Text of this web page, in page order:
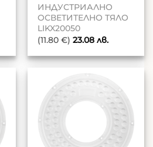
ИНДУСТРИАЛНО
ОСВЕТИТЕЛНО ТЯЛО
LIKX20050
(11.80 €) 23.08лв.